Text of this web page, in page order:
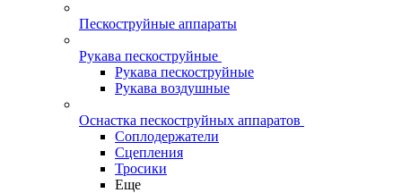
Пескоструйные аппараты
Рукава пескоструйные
Рукава пескоструйные
Рукава воздушные
Оснастка пескоструйных аппаратов
Соплодержатели
Сцепления
Тросики
Еще